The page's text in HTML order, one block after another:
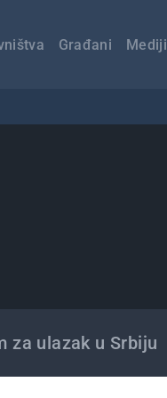
Građani Mediji
za ulazak u Srbiju